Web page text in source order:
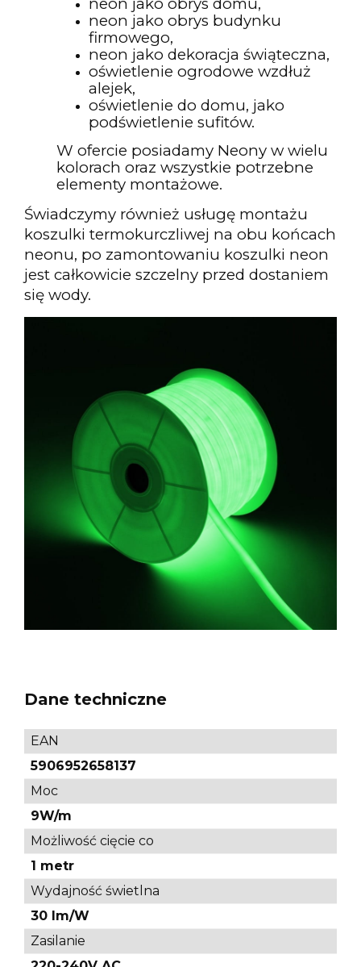
neon jako obrys budynku
firmowego,
neon jako dekoracja świąteczna,
oświetlenie ogrodowe wzdłuż
alejek,
oświetlenie do domu, jako
podświetlenie sufitów.
W ofercie posiadamy Neony w wielu
kolorach oraz wszystkie potrzebne
elementy montażowe.
Świadczymy również usługę montażu
koszulki termokurczliwej na obu końcach
neonu, po zamontowaniu koszulki neon
jest całkowicie szczelny przed dostaniem
się wody.
Dane techniczne
EAN
5906952658137
Moc
9W/m
Możliwość cięcie co
1 metr
Wydajność świetlna
30 lm/W
Zasilanie